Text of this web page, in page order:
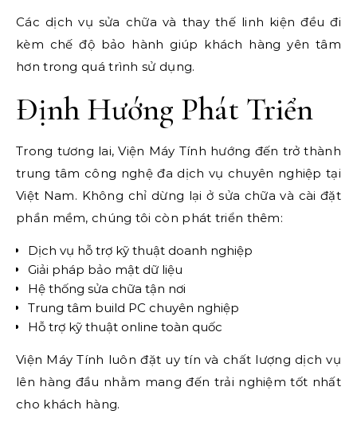
Các dịch vụ sửa chữa và thay thế linh kiện đều đi
kèm chế độ bảo hành giúp khách hàng yên tâm
hơn trong quá trình sử dụng.
Định Hướng Phát Triển
Trong tương lai, Viện Máy Tính hướng đến trở thành
trung tâm công nghệ đa dịch vụ chuyên nghiệp tại
Việt Nam. Không chỉ dừng lại ở sửa chữa và cài đặt
phần mềm, chúng tôi còn phát triển thêm:
Dịch vụ hỗ trợ kỹ thuật doanh nghiệp
Giải pháp bảo mật dữ liệu
Hệ thống sửa chữa tận nơi
Trung tâm build PC chuyên nghiệp
Hỗ trợ kỹ thuật online toàn quốc
Viện Máy Tính luôn đặt uy tín và chất lượng dịch vụ
lên hàng đầu nhằm mang đến trải nghiệm tốt nhất
cho khách hàng.